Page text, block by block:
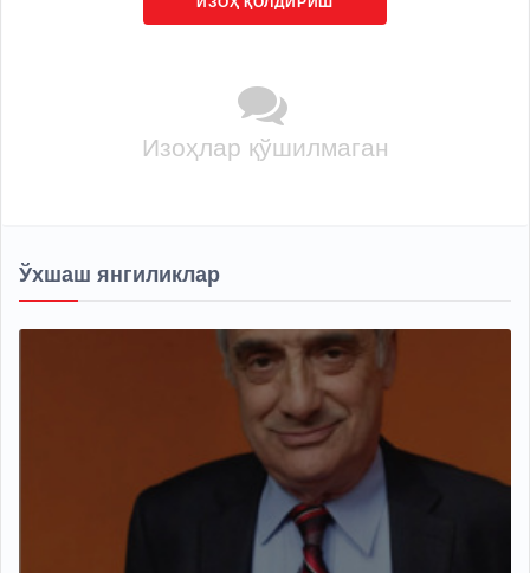
Изоҳлар қўшилмаган
Ўхшаш янгиликлар